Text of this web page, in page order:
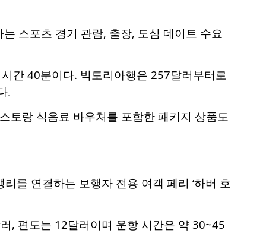
스포츠 경기 관람, 출장, 도심 데이트 수요
간 40분이다. 빅토리아행은 257달러부터로
.
토랑 식음료 바우처를 포함한 패키지 상품도
를 연결하는 보행자 전용 여객 페리 ‘하버 호
, 편도는 12달러이며 운항 시간은 약 30~45